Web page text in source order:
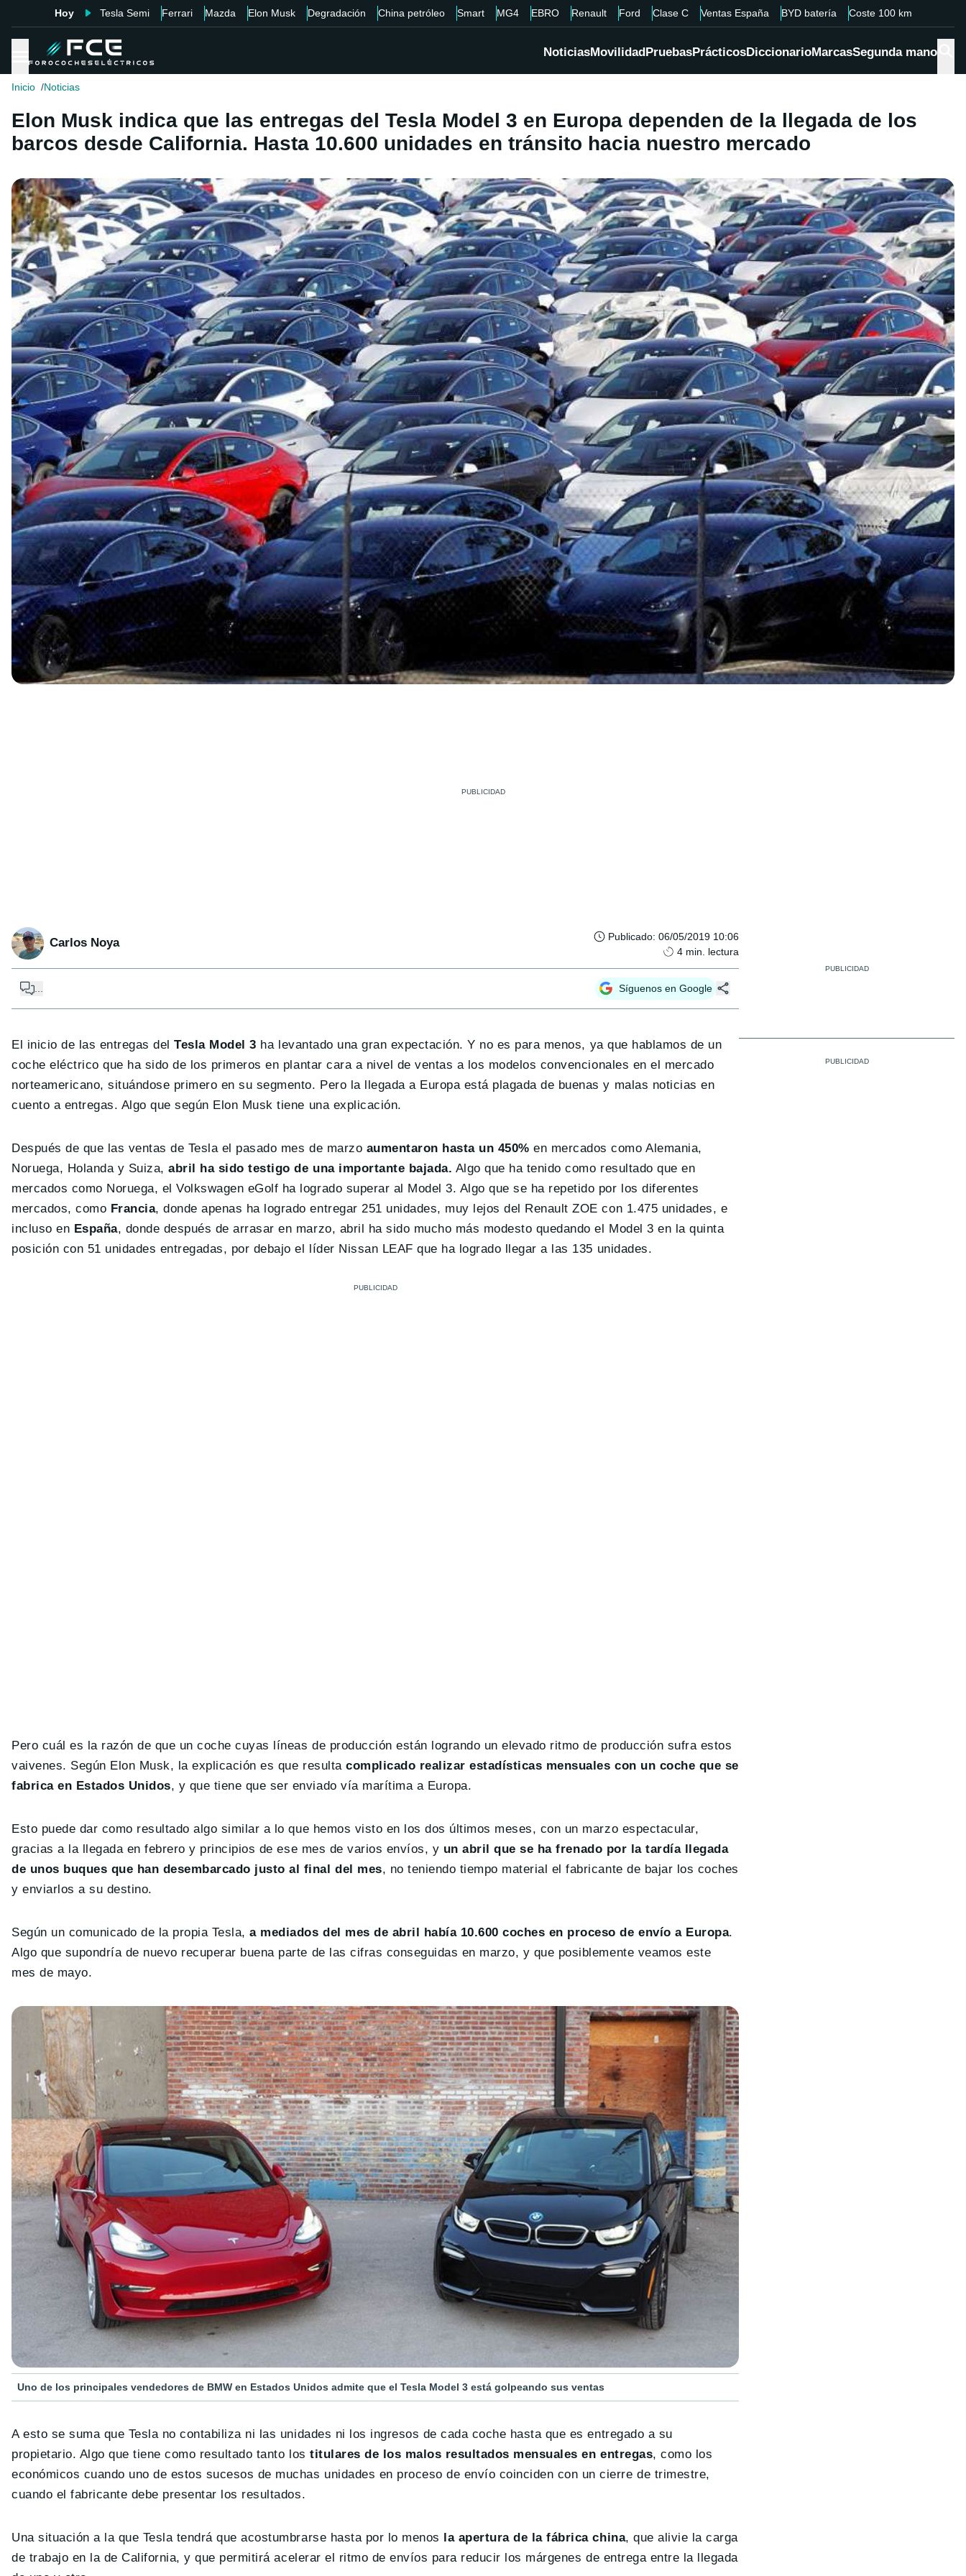
Hoy Tesla Semi Ferrari Mazda Elon Musk Degradación China petróleo Smart MG4 EBRO Renault Ford Clase C Ventas España BYD batería Coste 100 km
NoticiasMovilidadPruebasPrácticosDiccionarioMarcasSegunda mano
Inicio Noticias
Elon Musk indica que las entregas del Tesla Model 3 en Europa dependen de la llegada de los
barcos desde California. Hasta 10.600 unidades en tránsito hacia nuestro mercado
Carlos Noya Publicado: 06/05/2019 10:06
4 min. lectura
Síguenos en Google
El inicio de las entregas delTesla Model 3 ha levantado una gran expectación. Y no es para menos, ya que hablamos de un
coche eléctrico que ha sido de los primeros en plantar cara a nivel de ventas a los modelos convencionales en el mercado
norteamericano, situándose primero en su segmento. Pero la llegada a Europa está plagada de buenas y malas noticias en
cuento a entregas. Algo que según Elon Musk tiene una explicación.
Después de que las ventas de Tesla el pasado mes de marzo aumentaron hasta un 450% en mercados como Alemania,
Noruega, Holanda y Suiza,abril ha sido testigo de una importante bajada. Algo que ha tenido como resultado que en
mercados como Noruega, el Volkswagen eGolf ha logrado superar al Model 3. Algo que se ha repetido por los diferentes
mercados, como Francia, donde apenas ha logrado entregar 251 unidades, muy lejos del Renault ZOE con 1.475 unidades, e
incluso en España, donde después de arrasar en marzo, abril ha sido mucho más modesto quedando el Model 3 en la quinta
posición con 51 unidades entregadas, por debajo el líder Nissan LEAF que ha logrado llegar a las 135 unidades.
Pero cuál es la razón de que un coche cuyas líneas de producción están logrando un elevado ritmo de producción sufra estos
vaivenes. Según Elon Musk, la explicación es que resultacomplicado realizar estadísticas mensuales con un coche que se
fabrica en Estados Unidos, y que tiene que ser enviado vía marítima a Europa.
Esto puede dar como resultado algo similar a lo que hemos visto en los dos últimos meses, con un marzo espectacular,
gracias a la llegada en febrero y principios de ese mes de varios envíos, y un abril que se ha frenado por la tardía llegada
de unos buques que han desembarcado justo al final del mes, no teniendo tiempo material el fabricante de bajar los coches
y enviarlos a su destino.
Según un comunicado de la propia Tesla,a mediados del mes de abril había 10.600 coches en proceso de envío a Europa.
Algo que supondría de nuevo recuperar buena parte de las cifras conseguidas en marzo, y que posiblemente veamos este
mes de mayo.
Uno de los principales vendedores de BMW en Estados Unidos admite que el Tesla Model 3 está golpeando sus ventas
A esto se suma que Tesla no contabiliza ni las unidades ni los ingresos de cada coche hasta que es entregado a su
propietario. Algo que tiene como resultado tanto los titulares de los malos resultados mensuales en entregas, como los
económicos cuando uno de estos sucesos de muchas unidades en proceso de envío coinciden con un cierre de trimestre,
cuando el fabricante debe presentar los resultados.
Una situación a la que Tesla tendrá que acostumbrarse hasta por lo menos la apertura de la fábrica china, que alivie la carga
de trabajo en la de California, y que permitirá acelerar el ritmo de envíos para reducir los márgenes de entrega entre la llegada